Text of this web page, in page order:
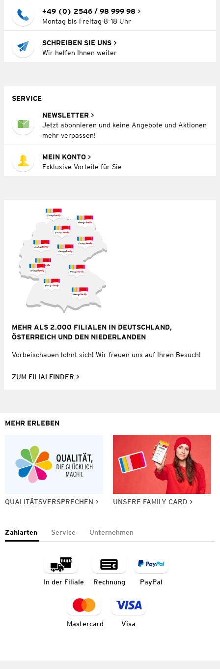
+49 (0) 2546 / 98 999 98
Montag bis Freitag 8–18 Uhr
SCHREIBEN SIE UNS
Wir helfen Ihnen weiter
SERVICE
NEWSLETTER
Jetzt abonnieren und keine Angebote und Aktionen
mehr verpassen!
MEIN KONTO
Exklusive Vorteile für Sie
MEHR ALS 2.000 FILIALEN IN DEUTSCHLAND,
ÖSTERREICH UND DEN NIEDERLANDEN
Vorbeischauen lohnt sich! Wir freuen uns auf Ihren Besuch!
ZUM FILIALFINDER
MEHR ERLEBEN
QUALITÄTSVERSPRECHEN UNSERE FAMILY CARD
Zahlarten Service Unternehmen
In der Filiale Rechnung PayPal
Mastercard Visa